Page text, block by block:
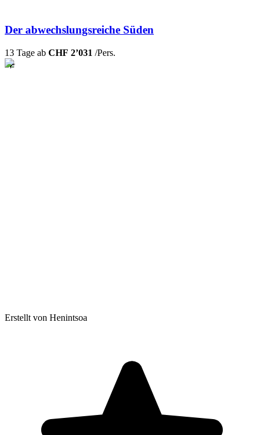
Der abwechslungsreiche Süden
13 Tage ab CHF 2’031 /Pers.
Erstellt von Henintsoa